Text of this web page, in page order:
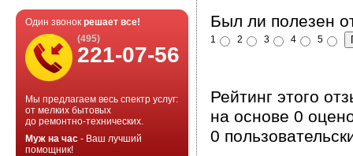
Был ли полезен
1 2 3 4 5
Рейтинг этого
на основе 0
0
Один звонок решает все!
(495)
221-07-56
Мы предлагаем весь спектр услуг:
от мелких бытовых
до ремонтно-технических.
Муж на час - Ваш лучший
помощник!